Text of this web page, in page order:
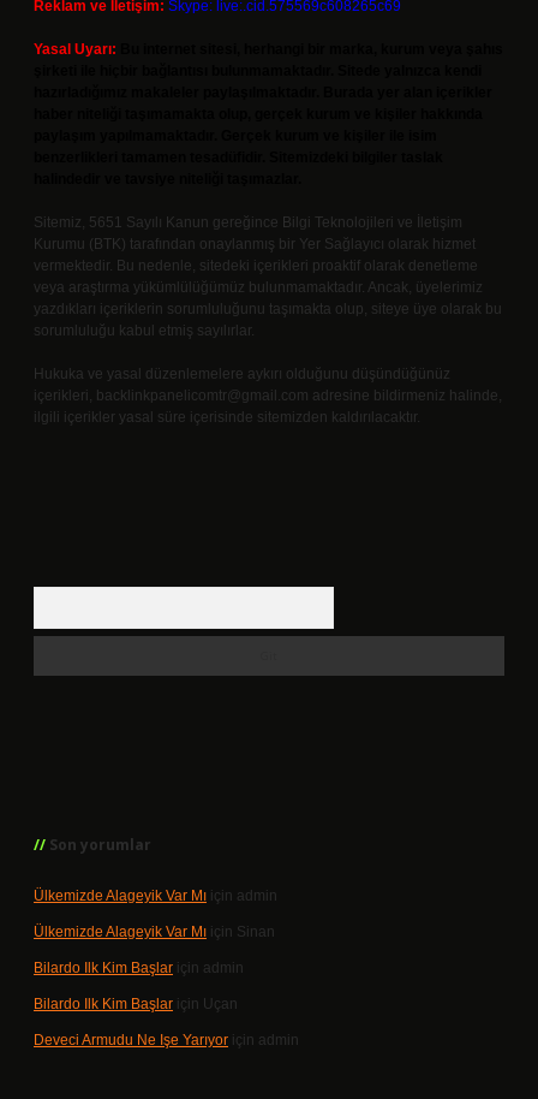
Reklam ve İletişim: Skype: live:.cid.575569c608265c69
Yasal Uyarı:
Sitemiz, 5651 Sayılı Kanun gereğince Bilgi Teknolojileri ve İletişim
Kurumu (BTK) tarafından onaylanmış bir Yer Sağlayıcı olarak hizmet
vermektedir. Bu nedenle, sitedeki içerikleri proaktif olarak denetleme
veya araştırma yükümlülüğümüz bulunmamaktadır. Ancak, üyelerimiz
yazdıkları içeriklerin sorumluluğunu taşımakta olup, siteye üye olarak bu
sorumluluğu kabul etmiş sayılırlar.
Hukuka ve yasal düzenlemelere aykırı olduğunu düşündüğünüz
içerikleri, backlinkpanelicomtr@gmail.com adresine bildirmeniz halinde,
ilgili içerikler yasal süre içerisinde sitemizden kaldırılacaktır.
Son yorumlar
Ülkemizde Alageyik Var Mı için admin
Ülkemizde Alageyik Var Mı için Sinan
Bilardo Ilk Kim Başlar için admin
Bilardo Ilk Kim Başlar için Uçan
Deveci Armudu Ne Işe Yarıyor için admin